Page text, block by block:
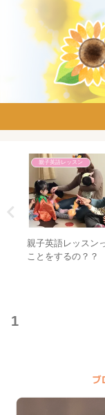
語レッスン
ッスンは、はみがき
日と、父の日♪
1